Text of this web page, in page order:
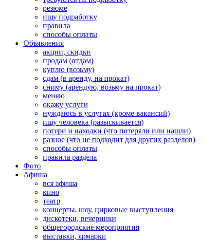
резюме
ищу подработку
правила
способы оплаты
Объявления
акции, скидки
продам (отдам)
куплю (возьму)
сдам (в аренду, на прокат)
сниму (арендую, возьму на прокат)
меняю
окажу услуги
нуждаюсь в услугах (кроме вакансий)
ищу человека (разыскивается)
потери и находки (что потеряли или нашли)
разное (что не подходит для других разделов)
способы оплаты
правила раздела
Фото
Афиша
вся афиша
кино
театр
концерты, шоу, цирковые выступления
дискотеки, вечеринки
общегородские мероприятия
выставки, ярмарки